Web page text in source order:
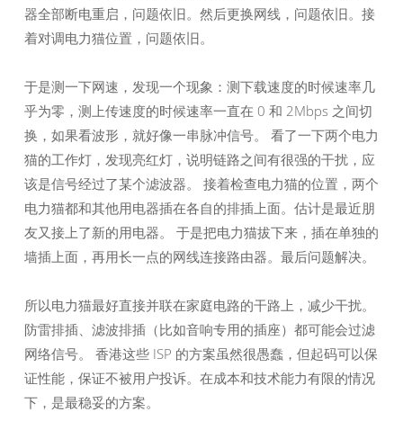
器全部断电重启，问题依旧。然后更换网线，问题依旧。接
着对调电力猫位置，问题依旧。
于是测一下网速，发现一个现象：测下载速度的时候速率几
乎为零，测上传速度的时候速率一直在 0 和 2Mbps 之间切
换，如果看波形，就好像一串脉冲信号。 看了一下两个电力
猫的工作灯，发现亮红灯，说明链路之间有很强的干扰，应
该是信号经过了某个滤波器。 接着检查电力猫的位置，两个
电力猫都和其他用电器插在各自的排插上面。估计是最近朋
友又接上了新的用电器。 于是把电力猫拔下来，插在单独的
墙插上面，再用长一点的网线连接路由器。最后问题解决。
所以电力猫最好直接并联在家庭电路的干路上，减少干扰。
防雷排插、滤波排插（比如音响专用的插座）都可能会过滤
网络信号。 香港这些 ISP 的方案虽然很愚蠢，但起码可以保
证性能，保证不被用户投诉。在成本和技术能力有限的情况
下，是最稳妥的方案。